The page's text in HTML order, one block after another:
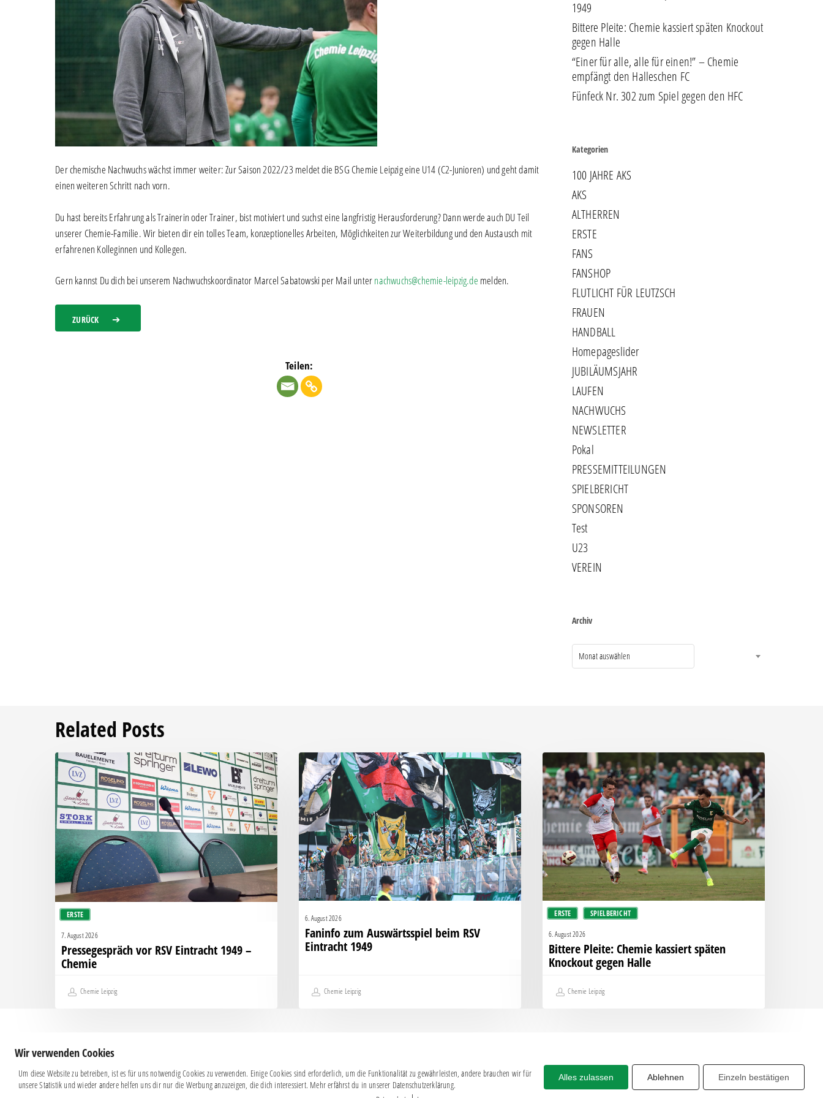
Der chemische Nachwuchs wächst immer weiter: Zur Saison 2022/23 meldet die BSG Chemie Leipzig eine U14 (C2-Junioren) und geht damit
einen weiteren Schritt nach vorn.
Du hast bereits Erfahrung als Trainerin oder Trainer, bist motiviert und suchst eine langfristig Herausforderung? Dann werde auch DU Teil
unserer Chemie-Familie. Wir bieten dir ein tolles Team, konzeptionelles Arbeiten, Möglichkeiten zur Weiterbildung und den Austausch mit
erfahrenen Kolleginnen und Kollegen.
Gern kannst Du dich bei unserem Nachwuchskoordinator Marcel Sabatowski per Mail unternachwuchs@chemie-leipzig.de melden.
ZURÜCK
Teilen:
1949
Bittere Pleite: Chemie kassiert späten Knockout
gegen Halle
“Einer für alle, alle für einen!” – Chemie
empfängt den Halleschen FC
Fünfeck Nr. 302 zum Spiel gegen den HFC
Kategorien
100 JAHRE AKS
AKS
ALTHERREN
ERSTE
FANS
FANSHOP
FLUTLICHT FÜR LEUTZSCH
FRAUEN
HANDBALL
Homepageslider
JUBILÄUMSJAHR
LAUFEN
NACHWUCHS
NEWSLETTER
Pokal
PRESSEMITTEILUNGEN
SPIELBERICHT
SPONSOREN
Test
U23
VEREIN
Archiv
Monat auswählen
Related Posts
ERSTE
Pressegespräch
vor
RSV
Eintracht
1949
–
Chemie
7. August 2026
Pressegespräch vor RSV Eintracht 1949 –
Chemie
Chemie Leipzig
Faninfo
zum
Auswärtsspiel
beim
RSV
Eintracht
1949
6. August 2026
Faninfo zum Auswärtsspiel beim RSV
Eintracht 1949
Chemie Leipzig
ERSTE SPIELBERICHT
Bittere
Pleite:
Chemie
kassiert
späten
Knockout
gegen
Halle
6. August 2026
Bittere Pleite: Chemie kassiert späten
Knockout gegen Halle
Chemie Leipzig
Share
Impressum|Datenschutz
BSG CHEMIE LEIPZIG © 2026
Wir verwenden Cookies
Um diese Website zu betreiben, ist es für uns notwendig Cookies zu verwenden. Einige Cookies sind erforderlich, um die Funktionalität zu gewährleisten, andere brauchen wir für
unsere Statistik und wieder andere helfen uns dir nur die Werbung anzuzeigen, die dich interessiert. Mehr erfährst du in unserer Datenschutzerklärung.
Alles zulassen Ablehnen Einzeln bestätigen